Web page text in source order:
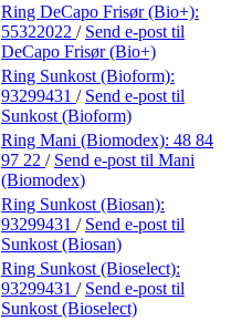
Ring DeCapo Frisør (Bio+):
55322022 / Send e-post til
DeCapo Frisør (Bio+)
Ring Sunkost (Bioform):
93299431 / Send e-post til
Sunkost (Bioform)
Ring Mani (Biomodex): 48 84
97 22 / Send e-post til Mani
(Biomodex)
Ring Sunkost (Biosan):
93299431 / Send e-post til
Sunkost (Biosan)
Ring Sunkost (Bioselect):
93299431 / Send e-post til
Sunkost (Bioselect)